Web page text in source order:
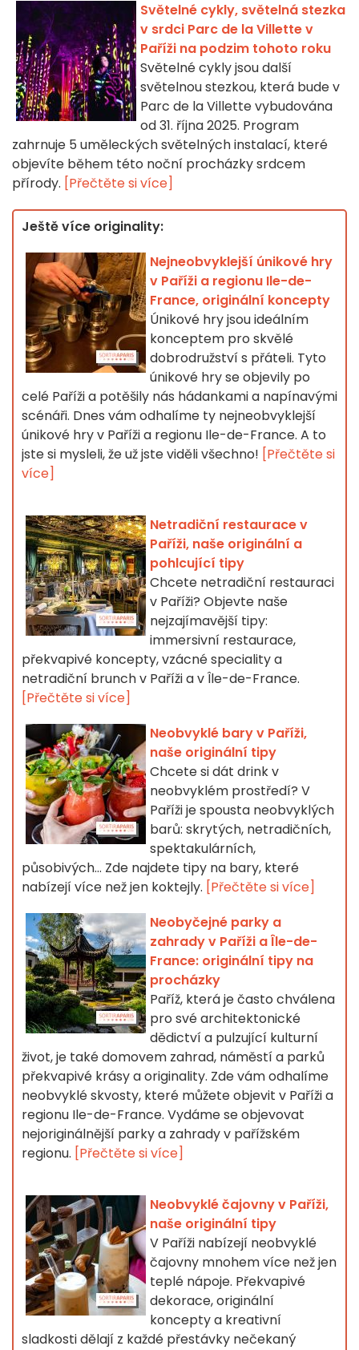
Světelné cykly, světelná stezka
v srdci Parc de la Villette v
Paříži na podzim tohoto roku
Světelné cykly jsou další
světelnou stezkou, která bude v
Parc de la Villette vybudována
od 31. října 2025. Program
zahrnuje 5 uměleckých světelných instalací, které
objevíte během této noční procházky srdcem
přírody. [Přečtěte si více]
Ještě více originality:
Nejneobvyklejší únikové hry
v Paříži a regionu Ile-de-
France, originální koncepty
Únikové hry jsou ideálním
konceptem pro skvělé
dobrodružství s přáteli. Tyto
únikové hry se objevily po
celé Paříži a potěšily nás hádankami a napínavými
scénáři. Dnes vám odhalíme ty nejneobvyklejší
únikové hry v Paříži a regionu Ile-de-France. A to
jste si mysleli, že už jste viděli všechno! [Přečtěte si
více]
Netradiční restaurace v
Paříži, naše originální a
pohlcující tipy
Chcete netradiční restauraci
v Paříži? Objevte naše
nejzajímavější tipy:
immersivní restaurace,
překvapivé koncepty, vzácné speciality a
netradiční brunch v Paříži a v Île-de-France.
[Přečtěte si více]
Neobvyklé bary v Paříži,
naše originální tipy
Chcete si dát drink v
neobvyklém prostředí? V
Paříži je spousta neobvyklých
barů: skrytých, netradičních,
spektakulárních,
působivých... Zde najdete tipy na bary, které
nabízejí více než jen koktejly. [Přečtěte si více]
Neobyčejné parky a
zahrady v Paříži a Île-de-
France: originální tipy na
procházky
Paříž, která je často chválena
pro své architektonické
dědictví a pulzující kulturní
život, je také domovem zahrad, náměstí a parků
překvapivé krásy a originality. Zde vám odhalíme
neobvyklé skvosty, které můžete objevit v Paříži a
regionu Ile-de-France. Vydáme se objevovat
nejoriginálnější parky a zahrady v pařížském
regionu. [Přečtěte si více]
Neobvyklé čajovny v Paříži,
naše originální tipy
V Paříži nabízejí neobvyklé
čajovny mnohem více než jen
teplé nápoje. Překvapivé
dekorace, originální
koncepty a kreativní
sladkosti dělají z každé přestávky nečekaný